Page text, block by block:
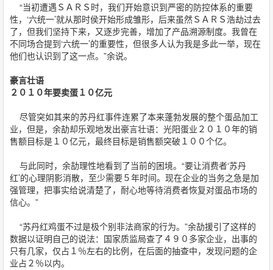
“当初遭遇ＳＡＲＳ时，我们开始意识到严密的防控体系的重要
性，‘六统一’就从那时侯开始形成雏形，后来虽然ＳＡＲＳ浩劫过去
了，但我们坚持下来，又逐步完善，增加了产品溯源制度。我曾在
不同场合提到‘六统一’的重要性，但很多人认为我是多此一举，现在
他们也认识到了这一点。”余说。
豪言壮语
２０１０年要卖蛋１０亿元
尽管突如其来的苏丹红事件连累了本来蓬勃发展的整个蛋品加工
业，但是，余劼却乐观地发出豪言壮语：光阳蛋业２０１０年的销
售额目标是１０亿元，最终目标是销售额突破１００个亿。
与此同时，余劼理性地看到了当前的困境。“要让消费者‘苏丹
红’的心理阴影消散，至少需要５年时间。现在企业的当务之急是加
强管理，把事实给说清楚了，耐心地等待消费者恢复对蛋品市场的
信心。”
“苏丹红鸡蛋不过是极个别非法商家的行为。”余劼援引了这样的
数据以证明自己的说法：国家质监局查了４９０多家企业，出事的
只有几家，仅占１％左右的比例，在后面的抽查中，发现问题的企
业占２％以内。